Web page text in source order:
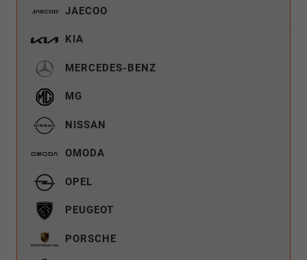
JAECOO
KIA
MERCEDES-BENZ
MG
NISSAN
OMODA
OPEL
PEUGEOT
PORSCHE